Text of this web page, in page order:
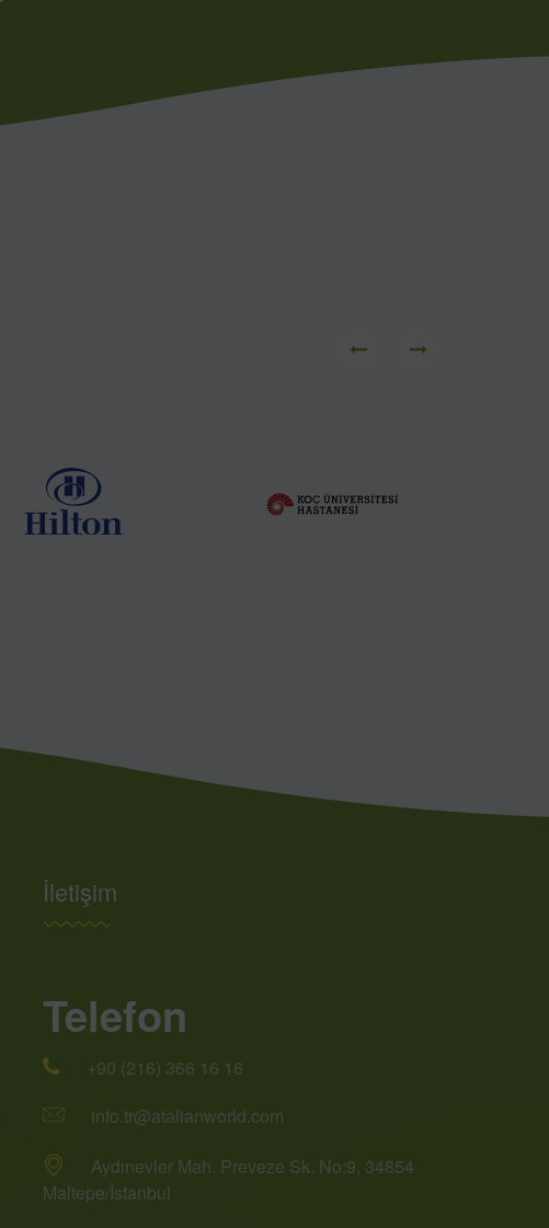
İletişim
Telefon
+90 (216) 366 16 16
info.tr@atalianworld.com
Aydınevler Mah. Preveze Sk. No:9, 34854
Maltepe/İstanbul